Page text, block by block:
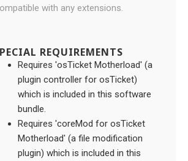
with any extensions.
REQUIREMENTS
Requires 'osTicket Motherload' (a
plugin controller for osTicket)
which is included in this software
bundle.
Requires 'coreMod for osTicket
Motherload' (a file modification
plugin) which is included in this